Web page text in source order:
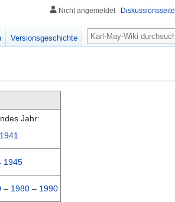
Jahr:
1941
1945
– 1980– 1990
Nicht angemeldet Diskussionsseite
Versionsgeschichte
Suche